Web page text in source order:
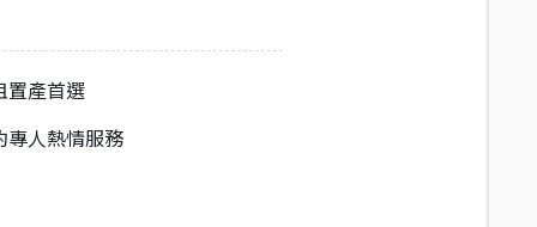
置產首選
專人熱情服務